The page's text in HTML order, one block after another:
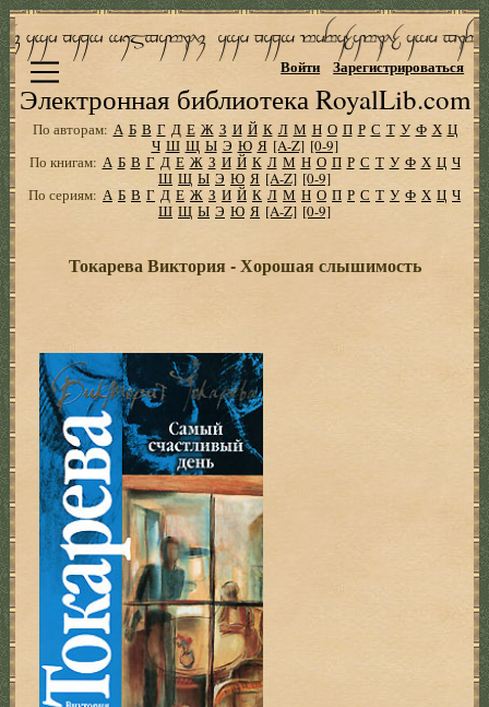
Электронная библиотека RoyalLib.com
Войти Зарегистрироваться
По авторам: А Б В Г Д Е Ж З И Й К Л М Н О П Р С Т У Ф Х Ц
Ч Ш Щ Ы Э Ю Я [A-Z] [0-9]
По книгам: А Б В Г Д Е Ж З И Й К Л М Н О П Р С Т У Ф Х Ц Ч
Ш Щ Ы Э Ю Я [A-Z] [0-9]
По сериям: А Б В Г Д Е Ж З И Й К Л М Н О П Р С Т У Ф Х Ц Ч
Ш Щ Ы Э Ю Я [A-Z] [0-9]
Токарева Виктория - Хорошая слышимость